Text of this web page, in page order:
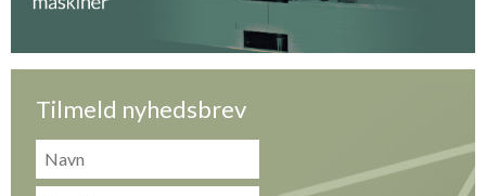
Tilmeld nyhedsbrev